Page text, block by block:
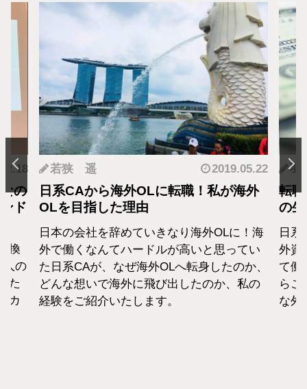
の
ド
換
人の
た
カ
若狭 遥 2019.05.22
日系CAから海外OLに転職！私が海外
OLを目指した理由
日本の会社を辞めていきなり海外OLに！海
外で働くなんてハードルが高いと思ってい
た日系CAが、なぜ海外OLへ転身したのか、
どんな想いで海外に飛び出したのか、私の
経験をご紹介いたします。
羽
転
の
日
外資
て働
らこ
な外